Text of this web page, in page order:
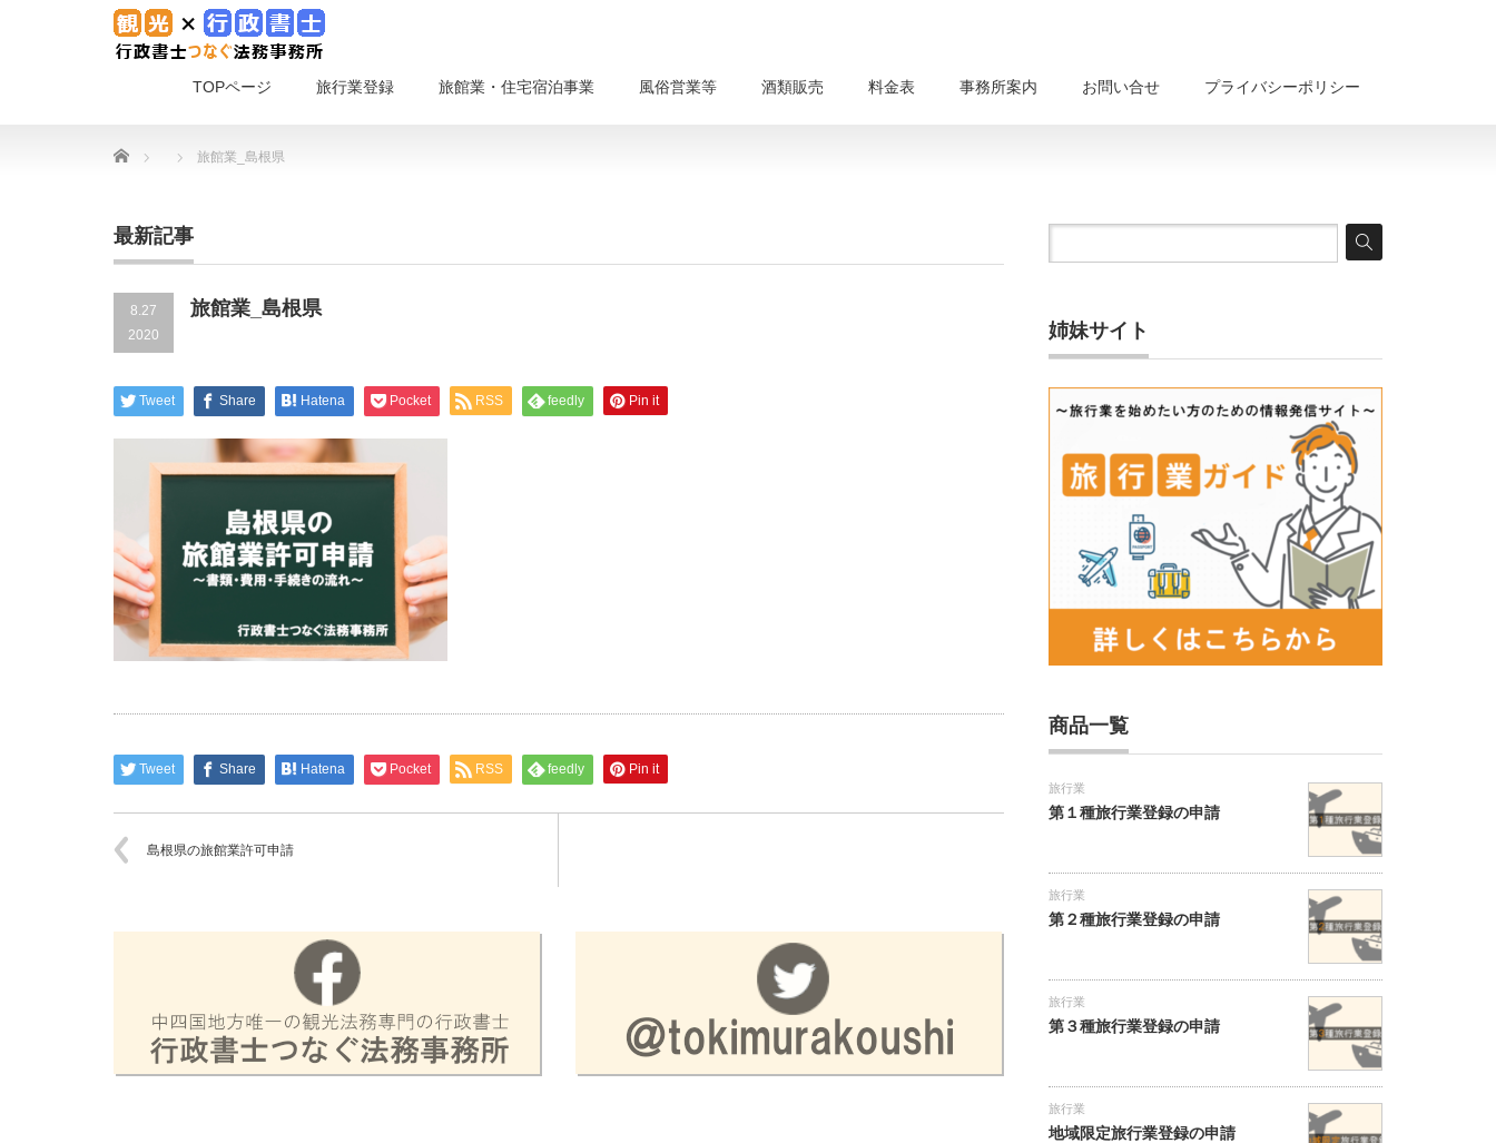
TOPページ 旅行業登録 旅館業・住宅宿泊事業 風俗営業等 酒類販売 料金表 事務所案内 お問い合せ プライバシーポリシー
Home 旅館業_島根県
最新記事
8.27
2020
旅館業_島根県
Tweet Share Hatena Pocket RSS feedly Pin it
Tweet Share Hatena Pocket RSS feedly Pin it
島根県の旅館業許可申請
姉妹サイト
商品一覧
旅行業
第１種旅行業登録の申請
旅行業
第２種旅行業登録の申請
旅行業
第３種旅行業登録の申請
旅行業
地域限定旅行業登録の申請